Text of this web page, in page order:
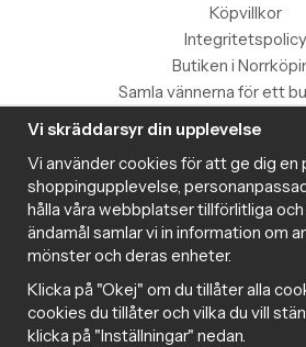
Köpvillkor
Integritetspolicy
Butiken i
Samla vännerna för ett
Information
Magazine
Populära produkter med
Nyhetsbrev
Om cookies
Samarbeta med
Cookie
Vi skräddarsyr din upplevelse
Vi använder cookies för att ge dig en
shoppingupplevelse,
hålla våra webbplatser tillförlitliga
ändamål samlar vi in information om
mönster och deras enheter.
Klicka på "Okej" om du tillåter alla
cookies du tillåter och vilka du vill
klicka på "Inställningar" nedan.